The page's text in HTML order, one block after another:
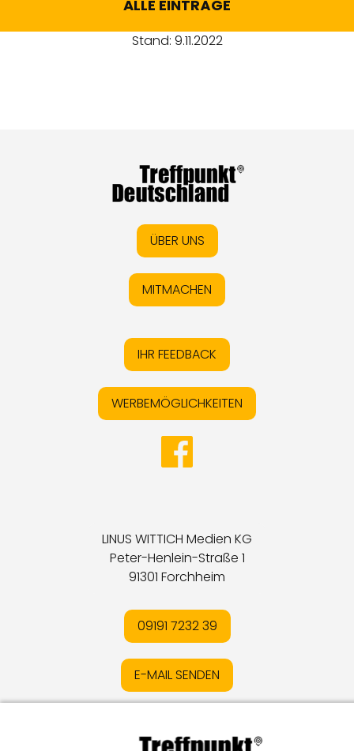
ALLE EINTRÄGE
Stand: 9.11.2022
ÜBER UNS
MITMACHEN
IHR FEEDBACK
WERBEMÖGLICHKEITEN
LINUS WITTICH Medien KG
Peter-Henlein-Straße 1
91301 Forchheim
09191 7232 39
E-MAIL SENDEN
DatenschutzIOnline-Streitschlichtung